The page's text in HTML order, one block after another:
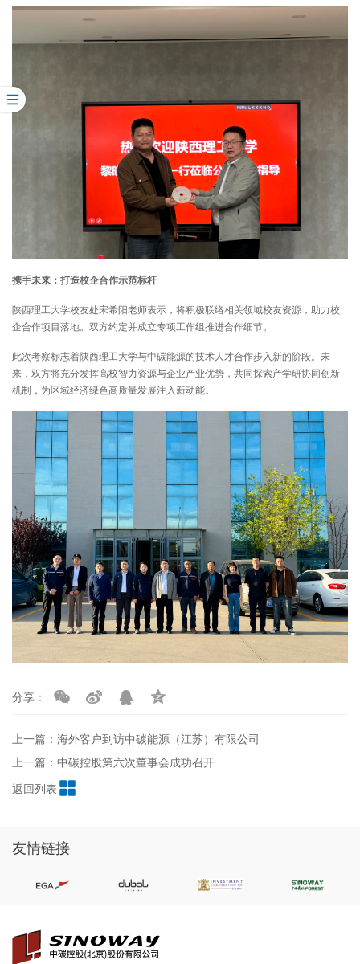
携手未来：打造校企合作示范标杆
陕西理工大学校友处宋希阳老师表示，将积极联络相关领域校友资源，助力校
企合作项目落地。双方约定并成立专项工作组推进合作细节。
此次考察标志着陕西理工大学与中碳能源的技术人才合作步入新的阶段。未
来，双方将充分发挥高校智力资源与企业产业优势，共同探索产学研协同创新
机制，为区域经济绿色高质量发展注入新动能。
分享：
上一篇：海外客户到访中碳能源（江苏）有限公司
返回列表
上一篇：中碳控股第六次董事会成功召开
友情链接